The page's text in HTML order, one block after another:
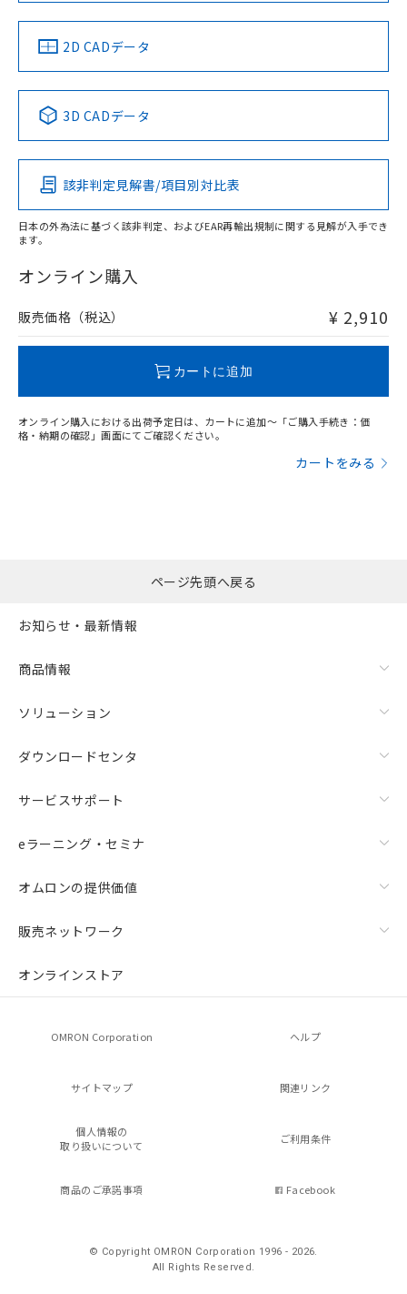
中国 RoHS 注意事項・凡例
Pb Hg Cd Cr(VI)
O
在庫等で未対応品が混在する可能性があります。
問い合わせください。
2D CADデータ
3D CADデータ
該非判定見解書/項目別対比表
日本の外為法に基づく該非判定、およびEAR再輸出規制に関する見解が入手でき
ます。
オンライン購入
販売価格（税込） ¥ 2,910
カートに追加
オンライン購入における出荷予定日は、カートに追加～「ご購入手続き：価
格・納期の確認」画面にてご確認ください。
カートをみる
ページ先頭へ戻る
お知らせ・最新情報
商品情報
ソリューション
ダウンロードセンタ
サービスサポート
eラーニング・セミナ
オムロンの提供価値
販売ネットワーク
オンラインストア
OMRON Corporation ヘルプ
サイトマップ 関連リンク
個人情報の
取り扱いについて
ご利用条件
商品のご承諾事項 Facebook
© Copyright OMRON Corporation 1996 - 2026.
All Rights Reserved.